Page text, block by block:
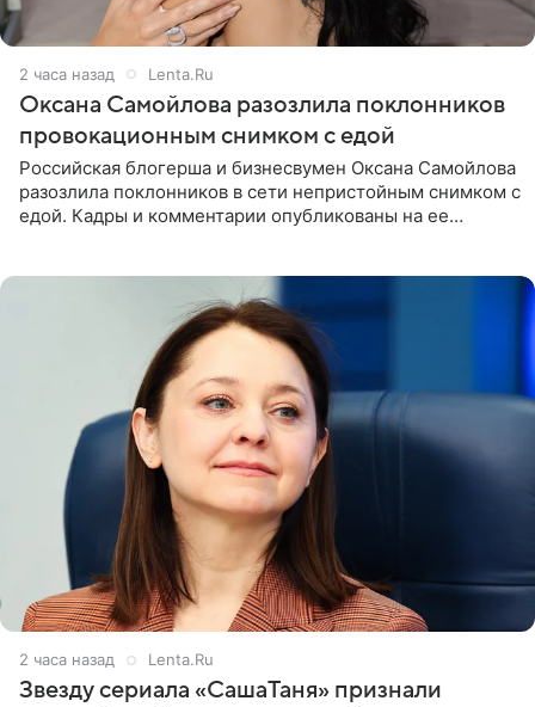
2 часа назад Lenta.Ru
Оксана Самойлова разозлила поклонников
провокационным снимком с едой
Российская блогерша и бизнесвумен Оксана Самойлова
разозлила поклонников в сети непристойным снимком с
едой. Кадры и комментарии опубликованы на ее
2 часа назад Lenta.Ru
Звезду сериала «СашаТаня» признали